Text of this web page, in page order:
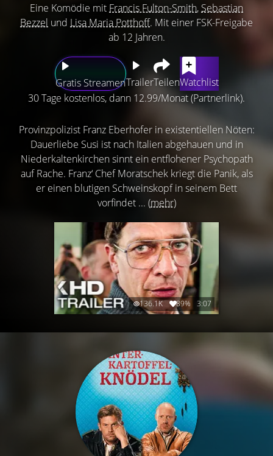
Eine Komödie mit Francis Fulton-Smith, Sebastian
Bezzel und Lisa Maria Potthoff. Mit einer FSK-Freigabe
ab 12 Jahren.
Gratis StreamenTrailerTeilenWatchlist
30 Tage kostenlos, dann 12.99/Monat (Partnerlink).
Provinzpolizist Franz Eberhofer in existentiellen Nöten:
Dauerliebe Susi ist nach Italien abgehauen und in
Niederkaltenkirchen sinnt ein entflohener Psychopath
auf Rache. Franz‘ Chef Moratschek kriegt die Panik, als
er einen blutigen Schweinskopf in seinem Bett
vorfindet ... (mehr)
136.1K 89% 3:07